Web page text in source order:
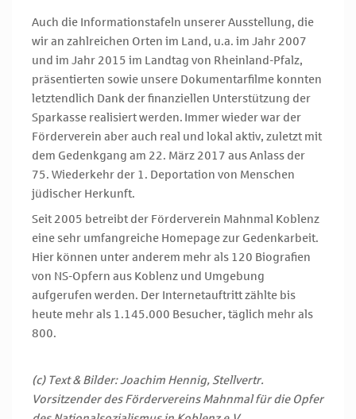
Auch die Informationstafeln unserer Ausstellung, die
wir an zahlreichen Orten im Land, u.a. im Jahr 2007
und im Jahr 2015 im Landtag von Rheinland-Pfalz,
präsentierten sowie unsere Dokumentarfilme konnten
letztendlich Dank der finanziellen Unterstützung der
Sparkasse realisiert werden. Immer wieder war der
Förderverein aber auch real und lokal aktiv, zuletzt mit
dem Gedenkgang am 22. März 2017 aus Anlass der
75. Wiederkehr der 1. Deportation von Menschen
jüdischer Herkunft.
Seit 2005 betreibt der Förderverein Mahnmal Koblenz
eine sehr umfangreiche Homepage zur Gedenkarbeit.
Hier können unter anderem mehr als 120 Biografien
von NS-Opfern aus Koblenz und Umgebung
aufgerufen werden. Der Internetauftritt zählte bis
heute mehr als 1.145.000 Besucher, täglich mehr als
800.
(c) Text & Bilder: Joachim Hennig, Stellvertr.
Vorsitzender des Fördervereins Mahnmal für die Opfer